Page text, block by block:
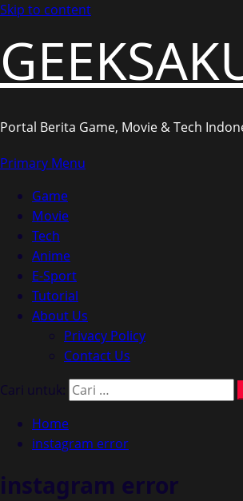
Skip to content
Portal Berita Game, Movie & Tech
Primary Menu
Game
Movie
Tech
Anime
E-Sport
Tutorial
About Us
Privacy Policy
Contact Us
Cari untuk:
Home
instagram error
instagram error